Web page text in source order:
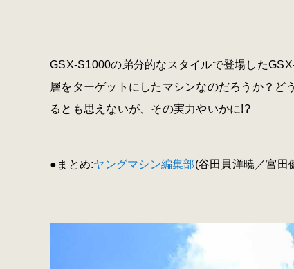
GSX-S1000の弟分的なスタイルで登場した
層をターゲットにしたマシンなのだろうか？
るとも思えないが、その実力やいかに!?
●まとめ:ヤングマシン編集部(谷田貝洋暁／宮田